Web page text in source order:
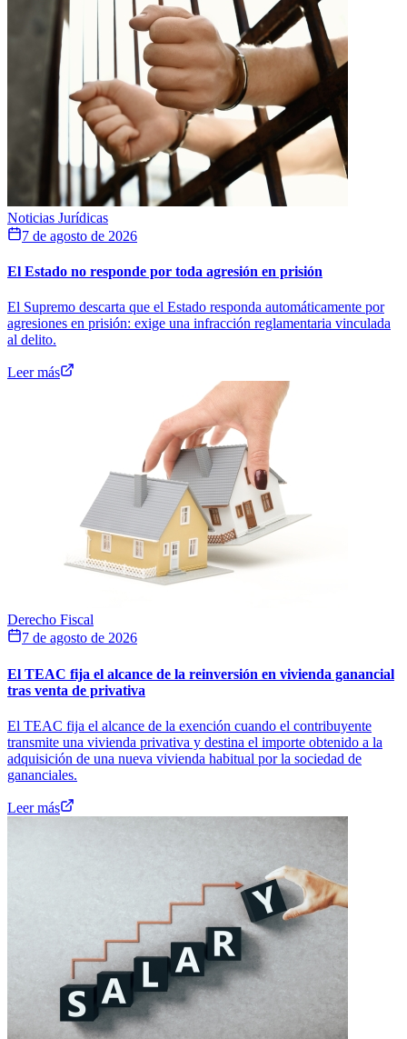
Noticias Jurídicas
7 de agosto de 2026
El Estado no responde por toda agresión en prisión
El Supremo descarta que el Estado responda automáticamente por
agresiones en prisión: exige una infracción reglamentaria vinculada
al delito.
Leer más
Derecho Fiscal
7 de agosto de 2026
El TEAC fija el alcance de la reinversión en vivienda ganancial
tras venta de privativa
El TEAC fija el alcance de la exención cuando el contribuyente
transmite una vivienda privativa y destina el importe obtenido a la
adquisición de una nueva vivienda habitual por la sociedad de
gananciales.
Leer más